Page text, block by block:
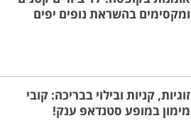
ומקסימים בהשראת נופים יפים
זוגיות, קניות ובילוי בבריכה: קובי
מימון במופע סטנדאפ ענק!